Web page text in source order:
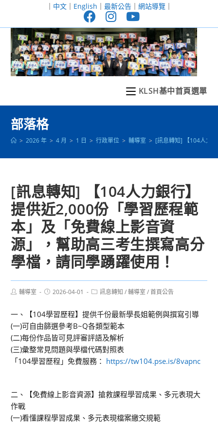
至
｜ 中文｜ English ｜ 最新公告｜ 網站導覽｜
KLSH基中首頁選單
部落格
> 2026 年 > 4 月 > 1 日 > 行政單位 > 輔導室 > [訊息轉知] 【104人力
[訊息轉知] 【104人力銀行】
提供近2,000份「學習歷程範
本」及「免費線上影音資
源」，幫助高三考生撰寫高分
學檔，請同學踴躍使用！
Post輔導室
Post2026-04-01
Post訊息轉知 / 輔導室 / 首頁公告
一、【104學習歷程】提供千份最新學長姐範例與撰寫引導
(一)可自由篩選參考B~Q各類型範本
(二)每份作品皆可見評審評語及解析
(三)彙整常見問題與學檔代碼對照表
「104學習歷程」免費服務： https://tw104.pse.is/8vapnc
二、【免費線上影音資源】搶救課程學習成果、多元表現大
作戰
(一)看懂課程學習成果、多元表現檔案繳交規範